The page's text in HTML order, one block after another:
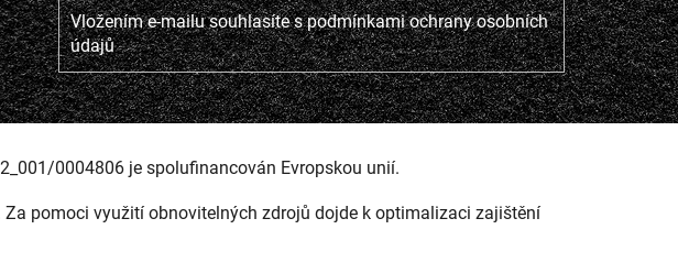
Vložením e-mailu souhlasíte spodmínkami ochrany osobních
údajů
0004806 je spolufinancován Evropskou unií.
pomoci využití obnovitelných zdrojů dojde k optimalizaci zajištění